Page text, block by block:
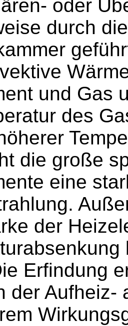
oder
durch
und Gas
des
die große
eine
der
Erfindung
der Aufheiz-